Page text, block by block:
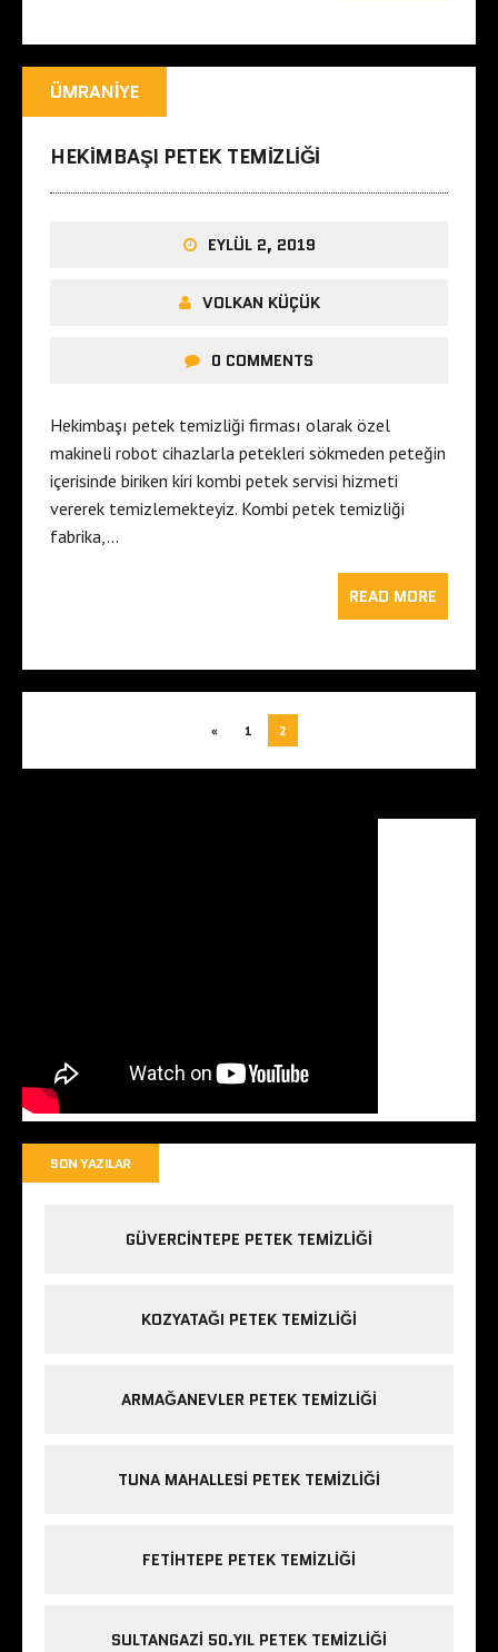
ÜMRANIYE
HEKIMBAŞI PETEK TEMIZLIĞI
EYLÜL 2, 2019
VOLKAN KÜÇÜK
0 COMMENTS
Hekimbaşı petek temizliği firması olarak özel
makineli robot cihazlarla petekleri sökmeden peteğin
içerisinde biriken kiri kombi petek servisi hizmeti
vererek temizlemekteyiz. Kombi petek temizliği
fabrika,…
READ MORE
« 1 2
SON YAZILAR
GÜVERCINTEPE PETEK TEMIZLIĞI
KOZYATAĞI PETEK TEMIZLIĞI
ARMAĞANEVLER PETEK TEMIZLIĞI
TUNA MAHALLESI PETEK TEMIZLIĞI
FETIHTEPE PETEK TEMIZLIĞI
SULTANGAZI 50.YIL PETEK TEMIZLIĞI